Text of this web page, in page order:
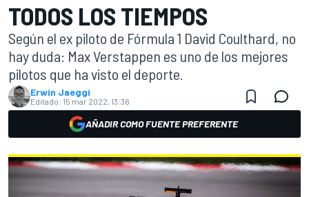
TODOS LOS TIEMPOS
Según el ex piloto de Fórmula 1 David Coulthard, no
hay duda: Max Verstappen es uno de los mejores
pilotos que ha visto el deporte.
Erwin Jaeggi
Editado: 15 mar 2022, 13:36
AÑADIR COMO FUENTE PREFERENTE